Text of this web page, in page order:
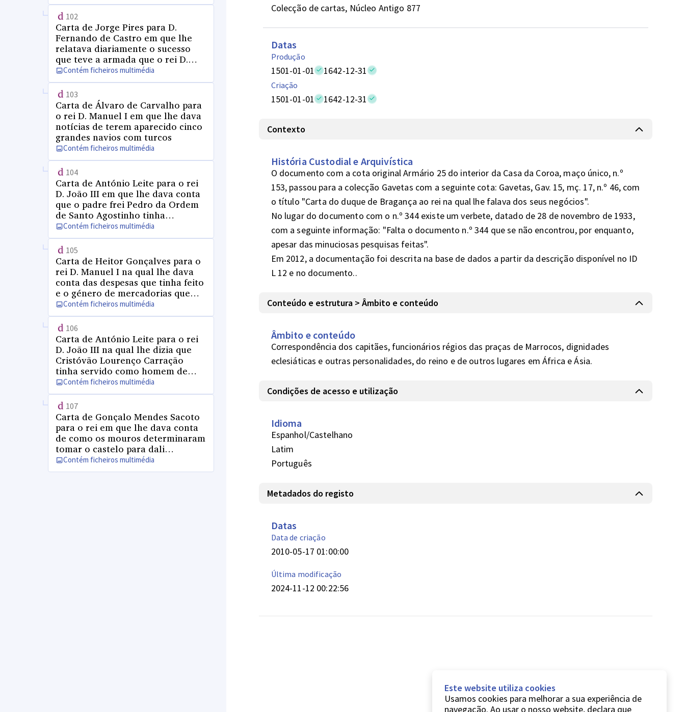
102
Carta de Jorge Pires para D.
Fernando de Castro em que lhe
relatava diariamente o sucesso
que teve a armada que o rei D.
Manuel I mandou sobre a cidade
de Azamor, que tinha por general
D. Jaime, duque de Bragança, e
por capitão D. João de Menezes, o
conde de Borba e muitos outros
fidalgos
Contém ficheiros multimédia
103
Carta de Álvaro de Carvalho para
o rei D. Manuel I em que lhe dava
notícias de terem aparecido cinco
grandes navios com turcos
Contém ficheiros multimédia
104
Carta de António Leite para o rei
D. João III em que lhe dava conta
que o padre frei Pedro da Ordem
de Santo Agostinho tinha
começado a fazer uma casa da
Ordem de Santa Maria da Graça, e
pedia que o favorecesse
Contém ficheiros multimédia
105
Carta de Heitor Gonçalves para o
rei D. Manuel I na qual lhe dava
conta das despesas que tinha feito
e o género de mercadorias que
gastavam
Contém ficheiros multimédia
106
Carta de António Leite para o rei
D. João III na qual lhe dizia que
Cristóvão Lourenço Carração
tinha servido como homem de
grande espírito e cuidado sendo
guarda da Barra e sobrerrolda,
tendo-o feito com muita honra e
sendo merecedor que o dito
senhor lhe fizesse mercê, motivo
pelo qual o punha na sua real
presença para o premiar
Contém ficheiros multimédia
107
Carta de Gonçalo Mendes Sacoto
para o rei em que lhe dava conta
de como os mouros determinaram
tomar o castelo para dali
pelejarem e tomarem a artilharia
do baluarte
Contém ficheiros multimédia
Colecção de cartas, Núcleo Antigo 877
Datas
Produção
1501-01-01 1642-12-31
Criação
1501-01-01 1642-12-31
Contexto
História Custodial e Arquivística
O documento com a cota original Armário 25 do interior da Casa da Coroa, maço único, n.º
153, passou para a colecção Gavetas com a seguinte cota: Gavetas, Gav. 15, mç. 17, n.º 46, com
o título "Carta do duque de Bragança ao rei na qual lhe falava dos seus negócios".
No lugar do documento com o n.º 344 existe um verbete, datado de 28 de novembro de 1933,
com a seguinte informação: "Falta o documento n.º 344 que se não encontrou, por enquanto,
apesar das minuciosas pesquisas feitas".
Em 2012, a documentação foi descrita na base de dados a partir da descrição disponível no ID
L 12 e no documento..
Conteúdo e estrutura > Âmbito e conteúdo
Âmbito e conteúdo
Correspondência dos capitães, funcionários régios das praças de Marrocos, dignidades
eclesiáticas e outras personalidades, do reino e de outros lugares em África e Ásia.
Condições de acesso e utilização
Idioma
Espanhol/Castelhano
Latim
Português
Metadados do registo
Datas
Data de criação
2010-05-17 01:00:00
Última modificação
2024-11-12 00:22:56
Este website utiliza cookies
Usamos cookies para melhorar a sua experiência de
navegação. Ao usar o nosso website, declara que